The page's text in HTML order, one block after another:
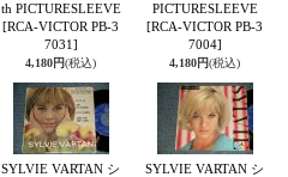
th PICTURESLEEVE
[RCA-VICTOR PB-3
7031]
4,180円(税込)
PICTURESLEEVE
[RCA-VICTOR PB-3
7004]
4,180円(税込)
SYLVIE VARTAN シ
SYLVIE VARTAN シ